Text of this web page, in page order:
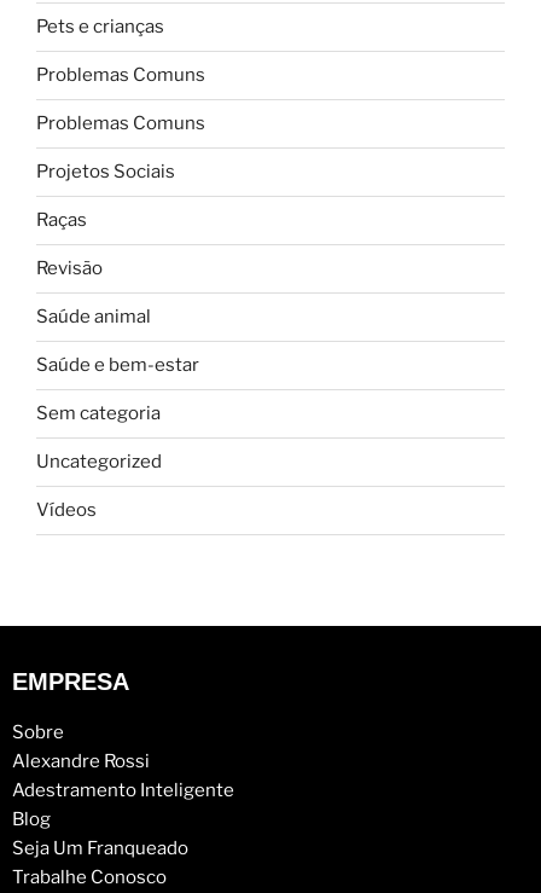
Pets e crianças
Problemas Comuns
Problemas Comuns
Projetos Sociais
Raças
Revisão
Saúde animal
Saúde e bem-estar
Sem categoria
Uncategorized
Vídeos
EMPRESA
Sobre
Alexandre Rossi
Adestramento Inteligente
Blog
Seja Um Franqueado
Trabalhe Conosco